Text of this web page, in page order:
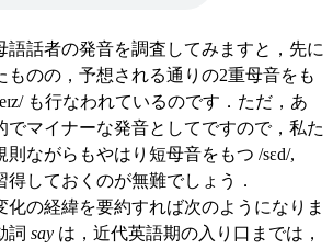
話者の発音を調査してみますと，先に
ものの，予想される通りの2重母音をも
も行なわれているのです．ただ，あ
でマイナーな発音としてですので，私た
則ながらもやはり短母音をもつ /sɛd/,
得しておくのが無難でしょう．
の経緯を要約すれば次のようになりま
詞 say は，近代英語期の入り口までは，